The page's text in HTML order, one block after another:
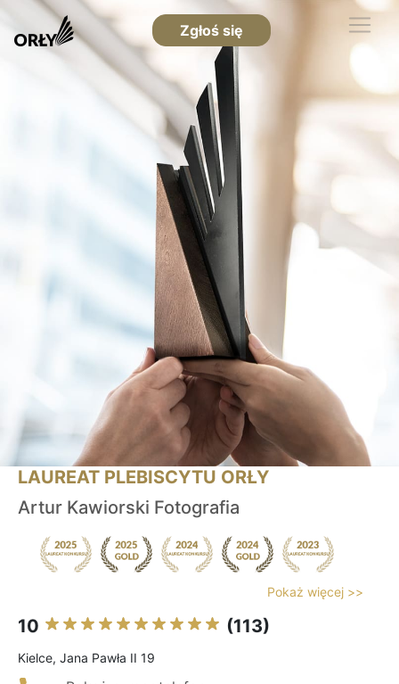
Zgłoś się
LAUREAT PLEBISCYTU ORŁY
Artur Kawiorski Fotografia
Pokaż więcej >>
10 (113)
Kielce, Jana Pawła II 19